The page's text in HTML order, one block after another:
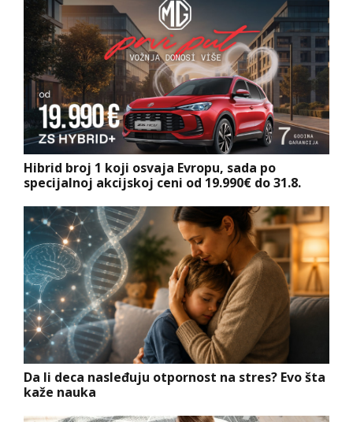
Hibrid broj 1 koji osvaja Evropu, sada po
specijalnoj akcijskoj ceni od 19.990€ do 31.8.
Da li deca nasleđuju otpornost na stres? Evo šta
kaže nauka